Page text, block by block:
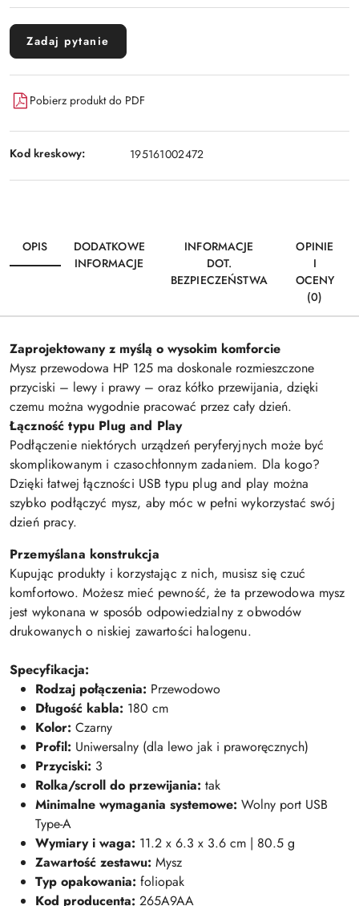
Zadaj pytanie
Pobierz produkt do PDF
Kod kreskowy: 195161002472
OPIS
DODATKOWE
INFORMACJE
INFORMACJE
DOT.
BEZPIECZEŃSTWA
OPINIE
I
OCENY
(0)
Zaprojektowany z myślą o wysokim komforcie
Mysz przewodowa HP 125 ma doskonale rozmieszczone
przyciski – lewy i prawy – oraz kółko przewijania, dzięki
czemu można wygodnie pracować przez cały dzień.
Łączność typu Plug and Play
Podłączenie niektórych urządzeń peryferyjnych może być
skomplikowanym i czasochłonnym zadaniem. Dla kogo?
Dzięki łatwej łączności USB typu plug and play można
szybko podłączyć mysz, aby móc w pełni wykorzystać swój
dzień pracy.
Przemyślana konstrukcja
Kupując produkty i korzystając z nich, musisz się czuć
komfortowo. Możesz mieć pewność, że ta przewodowa mysz
jest wykonana w sposób odpowiedzialny z obwodów
drukowanych o niskiej zawartości halogenu.
Specyfikacja:
Rodzaj połączenia: Przewodowo
Długość kabla: 180 cm
Kolor: Czarny
Profil: Uniwersalny (dla lewo jak i praworęcznych)
Przyciski: 3
Rolka/scroll do przewijania: tak
Minimalne wymagania systemowe: Wolny port USB
Type-A
Wymiary i waga: 11.2 x 6.3 x 3.6 cm | 80.5 g
Zawartość zestawu: Mysz
Typ opakowania: foliopak
Kod producenta: 265A9AA